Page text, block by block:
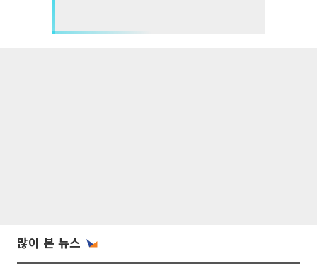
많이 본 뉴스